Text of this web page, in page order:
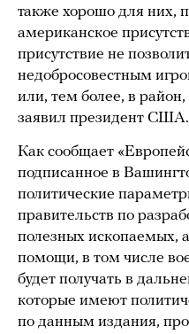
также хорошо для них,
американское
присутствие не
недобросовестным
или, тем более, в
заявил президент США.
Как сообщает
подписанное в
политические
правительств по
полезных ископаемых,
помощи, в том числе
будет получать в
которые имеют
по данным издания,